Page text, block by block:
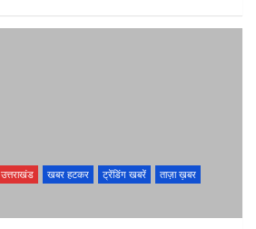
उत्तराखंड खबर हटकर ट्रेंडिंग खबरें
ताज़ा ख़बर